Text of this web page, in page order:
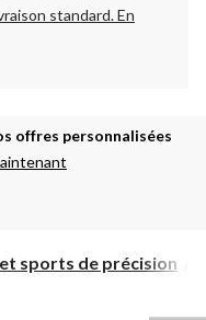
standard.En
offres personnalisées
sports de précision